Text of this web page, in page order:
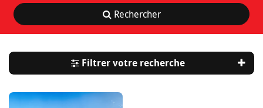
Rechercher
Filtrer votre recherche